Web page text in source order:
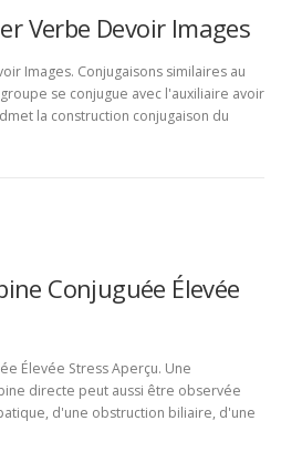
Verbe Devoir Images
Images. Conjugaisons similaires au
se conjugue avec l'auxiliaire avoir
la construction conjugaison du
Conjuguée Élevée
Élevée Stress Aperçu. Une
directe peut aussi être observée
d'une obstruction biliaire, d'une